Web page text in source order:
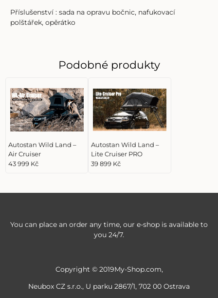
Příslušenství : sada na opravu bočnic, nafukovací
polštářek, opěrátko
Podobné produkty
Autostan Wild Land –
Air Cruiser
43 999 Kč
Autostan Wild Land –
Lite Cruiser PRO
39 899 Kč
You can place an order any time, our e-shop is available to
you 24/7.
Copyright © 2019My-Shop.com,
Neubox CZ s.r.o., U parku 2867/1, 702 00 Ostrava